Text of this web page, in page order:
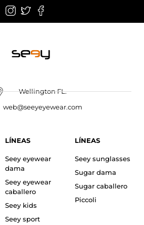
Wellington FL.
web@seeyeyewear.com
LÍNEAS
Seey eyewear
dama
Seey eyewear
caballero
Seey kids
Seey sport
LÍNEAS
Seey sunglasses
Sugar dama
Sugar caballero
Piccoli